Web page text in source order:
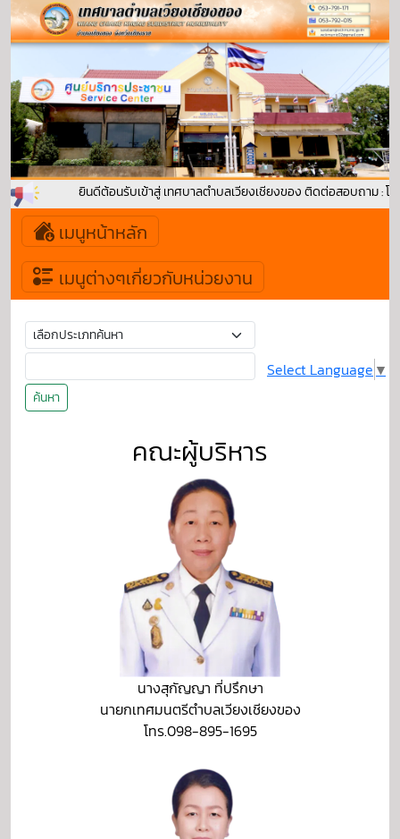
ยินดีต้อนรับเข้าสู่ เทศบาลตำบลเวียงเชียงของ ติดต่อสอบถาม : โท
เมนูหน้าหลัก
เมนูต่างๆเกี่ยวกับหน่วยงาน
ค้นหา
Select Language ▼
คณะผู้บริหาร
นางสุกัญญา ที่ปรึกษา
นายกเทศมนตรีตำบลเวียงเชียงของ
โทร.098-895-1695